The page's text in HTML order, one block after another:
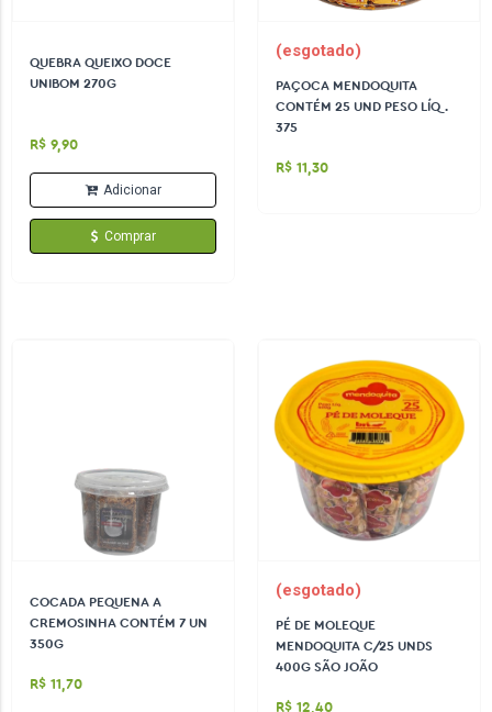
QUEBRA QUEIXO DOCE
UNIBOM 270G
R$ 9,90
Adicionar
Comprar
(esgotado)
PAÇOCA MENDOQUITA
CONTÉM 25 UND PESO LÍQ.
375
R$ 11,30
COCADA PEQUENA A
CREMOSINHA CONTÉM 7 UN
350G
R$ 11,70
(esgotado)
PÉ DE MOLEQUE
MENDOQUITA C/25 UNDS
400G SÃO JOÃO
R$ 12,40